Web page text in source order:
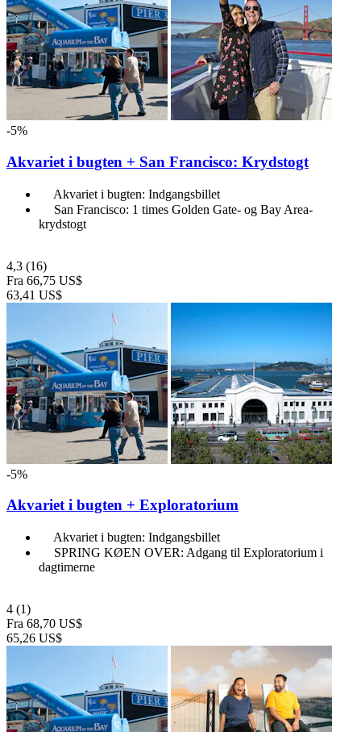
-5%
Akvariet i bugten + San Francisco: Krydstogt
Akvariet i bugten: Indgangsbillet
San Francisco: 1 times Golden Gate- og Bay Area-
krydstogt
4,3 (16)
Fra 66,75 US$
63,41 US$
-5%
Akvariet i bugten + Exploratorium
Akvariet i bugten: Indgangsbillet
SPRING KØEN OVER: Adgang til Exploratorium i
dagtimerne
4 (1)
Fra 68,70 US$
65,26 US$